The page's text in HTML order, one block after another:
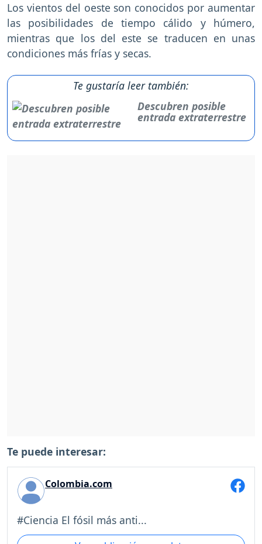
Los vientos del oeste son conocidos por aumentar
las posibilidades de tiempo cálido y húmero,
mientras que los del este se traducen en unas
condiciones más frías y secas.
Te gustaría leer también:
Descubren posible
entrada extraterrestre
Te puede interesar:
Colombia.com
#Ciencia El fósil más anti...